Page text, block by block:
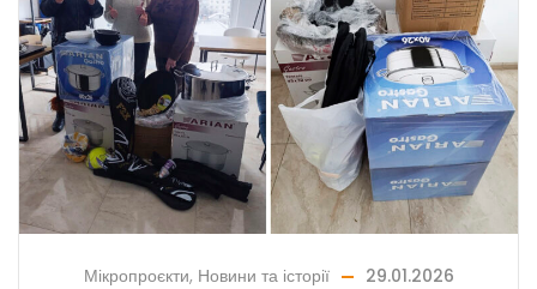
Мікропроєкти, Новини та історії 29.01.2026